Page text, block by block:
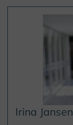
Irina Jansen